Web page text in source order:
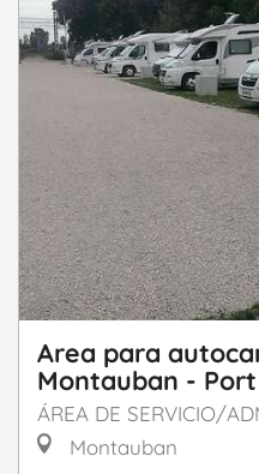
Area para
Montauban -
ÁREA DE SERVICIO/
Montauban